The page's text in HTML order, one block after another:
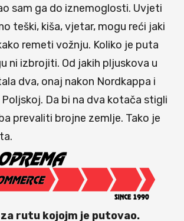
sam ga do iznemoglosti. Uvjeti
teški, kiša, vjetar, mogu reći jaki
remeti vožnju. Koliko je puta
ni izbrojiti. Od jakih pljuskova u
dva, onaj nakon Nordkappa i
Poljskoj. Da bi na dva kotača stigli
prevaliti brojne zemlje. Tako je
rutu kojojm je putovao.